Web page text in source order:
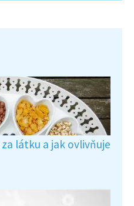
látku a jak ovlivňuje